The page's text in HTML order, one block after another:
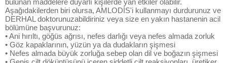
bulunan maddelere duyarlı kişilerde yan etkiler olabilir.
Aşağıdakilerden biri olursa, AMLODİS'i kullanmayı durdurunuz ve
DERHAL doktorunuzabildiriniz veya size en yakın hastanenin acil
bölümüne başvurunuz:
• Ani hırıltı, göğüs ağrısı, nefes darlığı veya nefes almada zorluk
• Göz kapaklarının, yüzün ya da dudakların şişmesi
• Nefes almada büyük zorluğa sebep olan dil ve boğazın şişmesi